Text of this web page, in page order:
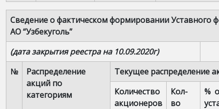
Сведение о фактическом формировании Уставного
АО “Узбекуголь”
(дата закрытия реестра на 10.09.2020г)
№
Распределение
акций по
категориям
Текущее распределение
Количество
акционеров
Кол-
во
%